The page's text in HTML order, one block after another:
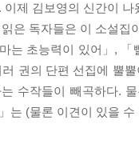
이제 김보영의 신간이
은 독자들은 이 소설
는 초능력이 있어」,
권의 단편 선집에 뿔
수작들이 빼곡하다.
는 (물론 이견이 있을